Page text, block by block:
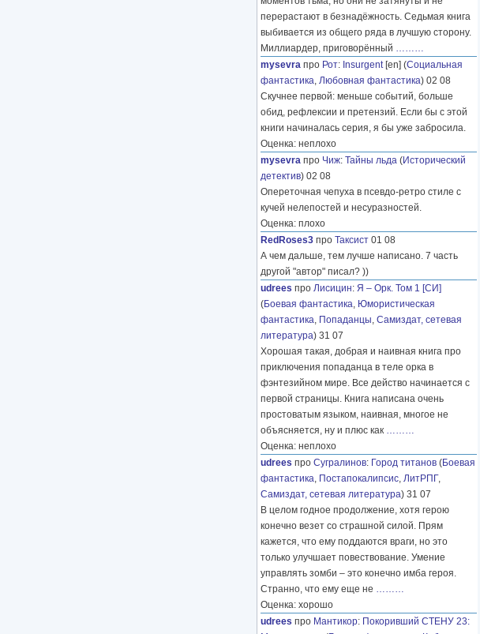
перерастают в безнадёжность. Седьмая книга
выбивается из общего ряда в лучшую сторону.
Миллиардер, приговорённый ………
mysevra про Рот: Insurgent[en] (Социальная
фантастика, Любовная фантастика) 02 08
Скучнее первой: меньше событий, больше
обид, рефлексии и претензий. Если бы с этой
книги начиналась серия, я бы уже забросила.
Оценка: неплохо
mysevra про Чиж: Тайны льда (Исторический
детектив) 02 08
Опереточная чепуха в псевдо-ретро стиле с
кучей нелепостей и несуразностей.
Оценка: плохо
RedRoses3 про Таксист 01 08
А чем дальше, тем лучше написано. 7 часть
другой "автор" писал? ))
udrees про Лисицин: Я – Орк. Том 1 [СИ]
(Боевая фантастика, Юмористическая
фантастика, Попаданцы, Самиздат, сетевая
литература) 31 07
Хорошая такая, добрая и наивная книга про
приключения попаданца в теле орка в
фэнтезийном мире. Все действо начинается с
первой страницы. Книга написана очень
простоватым языком, наивная, многое не
объясняется, ну и плюс как ………
Оценка: неплохо
udrees про Сугралинов: Город титанов (Боевая
фантастика, Постапокалипсис, ЛитРПГ,
Самиздат, сетевая литература) 31 07
В целом годное продолжение, хотя герою
конечно везет со страшной силой. Прям
кажется, что ему поддаются враги, но это
только улучшает повествование. Умение
управлять зомби – это конечно имба героя.
Странно, что ему еще не ………
Оценка: хорошо
udrees про Мантикор: Покоривший СТЕНУ 23: